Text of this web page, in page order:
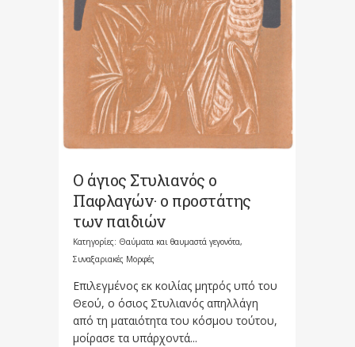
Ο άγιος Στυλιανός ο
Παφλαγών· ο προστάτης
των παιδιών
Κατηγορίες: Θαύματα και θαυμαστά γεγονότα,
Συναξαριακές Μορφές
Επιλεγμένος εκ κοιλίας μητρός υπό του
Θεού, ο όσιος Στυλιανός απηλλάγη
από τη ματαιότητα του κόσμου τούτου,
μοίρασε τα υπάρχοντά...